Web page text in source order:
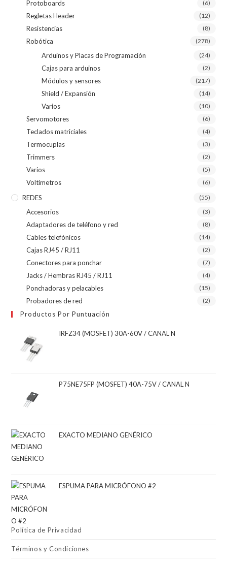
Protoboards (6)
Regletas Header (12)
Resistencias (8)
Robótica (278)
Arduinos y Placas de Programación (24)
Cajas para arduinos (2)
Módulos y sensores (217)
Shield / Expansión (14)
Varios (10)
Servomotores (6)
Teclados matriciales (4)
Termocuplas (3)
Trimmers (2)
Varios (5)
Voltímetros (6)
REDES (55)
Accesorios (3)
Adaptadores de teléfono y red (8)
Cables telefónicos (14)
Cajas RJ45 / RJ11 (2)
Conectores para ponchar (7)
Jacks / Hembras RJ45 / RJ11 (4)
Ponchadoras y pelacables (15)
Probadores de red (2)
Productos Por Puntuación
IRFZ34 (MOSFET) 30A-60V / CANAL N
P75NE75FP (MOSFET) 40A-75V / CANAL N
EXACTO MEDIANO GENÉRICO
ESPUMA PARA MICRÓFONO #2
Política de Privacidad
Términos y Condiciones